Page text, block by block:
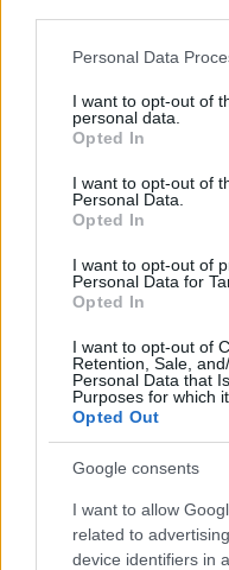
Please note that this
not limited to your visit
grant or deny consent to
use your data for below
consent section.
Personal Data
I want to opt-out of
personal data.
Opted In
I want to opt-out of
Personal Data.
Opted In
I want to opt-out of
Personal Data for
Opted In
I want to opt-out of
Retention, Sale,
Personal Data that
Purposes for which
Opted Out
Google consents
I want to allow
related to
device identifiers in
Continua a
INVESTIMENTI
E-wallet con
scelta sicura
INVESTIMENTI